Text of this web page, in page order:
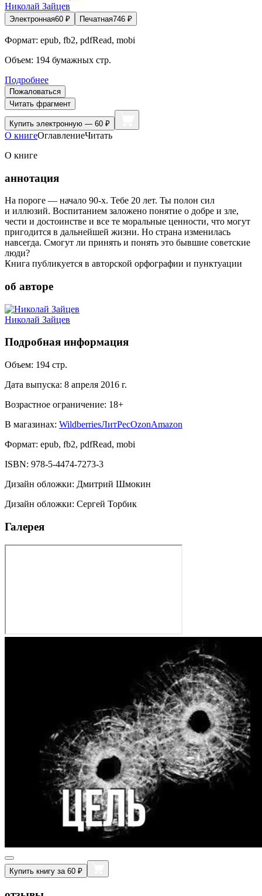
Николай Зайцев
Электронная60 ₽ Печатная746 ₽
Формат: epub, fb2, pdfRead, mobi
Объем: 194 бумажных стр.
Подробнее
Пожаловаться
Читать фрагмент
Купить электронную — 60 ₽
О книгеОглавлениеЧитать
О книге
аннотация
На пороге — начало 90-х. Тебе 20 лет. Ты полон сил
и иллюзий. Воспитанием заложено понятие о добре и зле,
чести и достоинстве и все те моральные ценности, что могут
пригодится в дальнейшей жизни. Но страна изменилась
навсегда. Смогут ли принять и понять это бывшие советские
люди?
Книга публикуется в авторской орфографии и пунктуации
об авторе
Николай Зайцев
Подробная информация
Объем: 194 стр.
Дата выпуска: 8 апреля 2016 г.
Возрастное ограничение: 18+
В магазинах: WildberriesЛитРесOzonAmazon
Формат: epub, fb2, pdfRead, mobi
ISBN: 978-5-4474-7273-3
Дизайн обложки: Дмитрий Шмокин
Дизайн обложки: Сергей Торбик
Галерея
Купить книгу за 60 ₽